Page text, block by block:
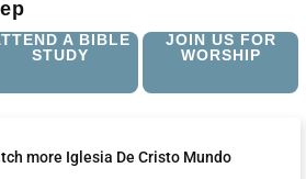
A BIBLE
STUDY
JOIN US FOR
WORSHIP
more Iglesia De Cristo Mundo